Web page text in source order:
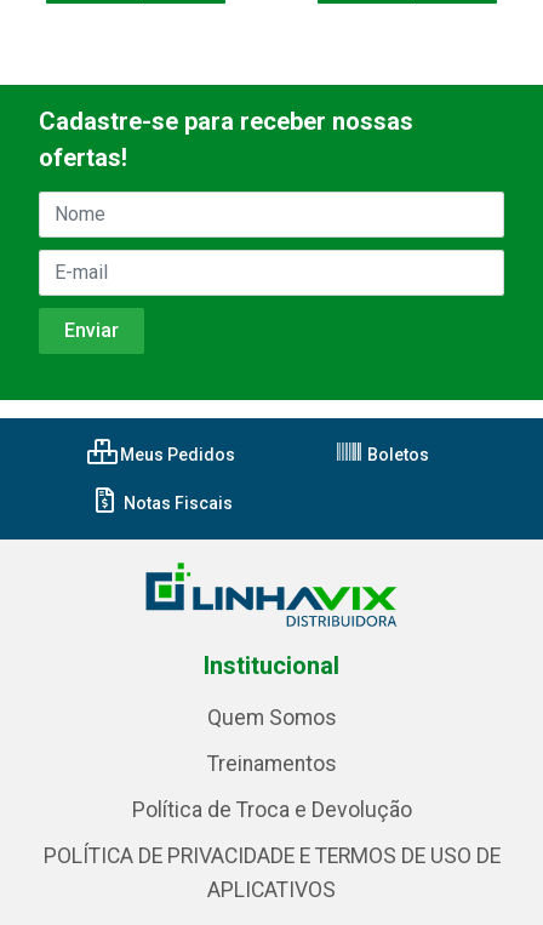
Cadastre-se para receber nossas
ofertas!
Meus Pedidos Boletos
Notas Fiscais
Institucional
Quem Somos
Treinamentos
Política de Troca e Devolução
POLÍTICA DE PRIVACIDADE E TERMOS DE USO DE
APLICATIVOS